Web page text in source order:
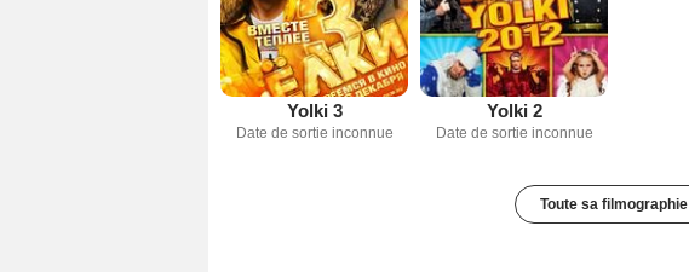
Yolki 3
Date de sortie inconnue
Yolki 2
Date de sortie inconnue
Toute sa filmographie